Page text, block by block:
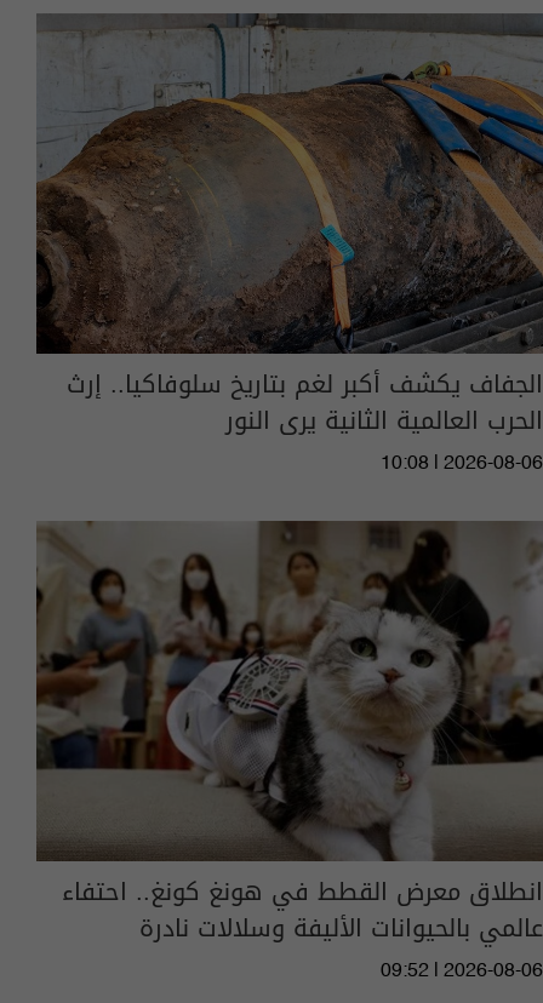
الجفاف يكشف أكبر لغم بتاريخ سلوفاكيا.. إرث
الحرب العالمية الثانية يرى النور
10:08 | 2026-08-06
انطلاق معرض القطط في هونغ كونغ.. احتفاء
عالمي بالحيوانات الأليفة وسلالات نادرة
09:52 | 2026-08-06